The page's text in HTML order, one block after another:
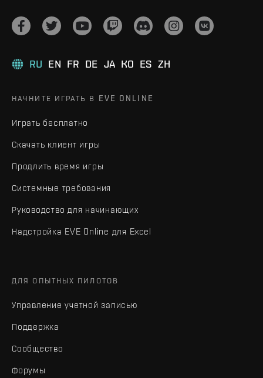
RU EN FR DE JA KO ES ZH
НАЧНИТЕ ИГРАТЬ В EVE ONLINE
Играть бесплатно
Скачать клиент игры
Продлить время игры
Системные требования
Руководство для начинающих
Надстройка EVE Online для Excel
ДЛЯ ОПЫТНЫХ ПИЛОТОВ
Управление учетной записью
Поддержка
Сообщество
Форумы